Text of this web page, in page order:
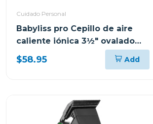
Cuidado Personal
Babyliss pro Cepillo de aire
caliente iónica 3½" ovalado
nano azul titanium350ux
$58.95 Add